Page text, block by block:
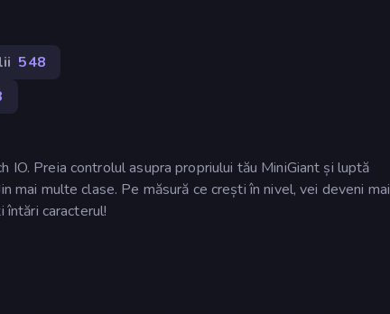
548
Preia controlul asupra propriului tău MiniGiant și luptă
multe clase. Pe măsură ce crești în nivel, vei deveni mai
caracterul!